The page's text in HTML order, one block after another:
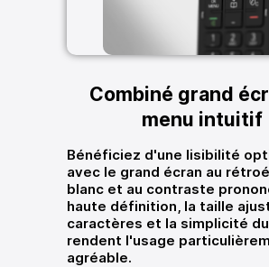
Combiné grand
menu intuitif
Bénéficiez d'une lisibilité
avec le grand écran au
blanc et au contraste
haute définition, la taille
caractères et la simplicité
rendent l'usage
agréable.